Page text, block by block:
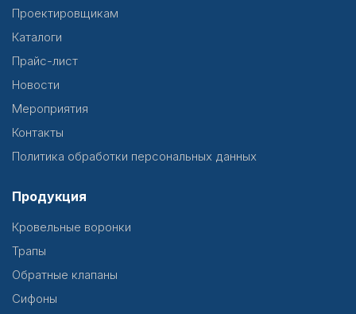
Проектировщикам
Каталоги
Прайс-лист
Новости
Мероприятия
Контакты
Политика обработки персональных данных
Продукция
Кровельные воронки
Трапы
Обратные клапаны
Сифоны